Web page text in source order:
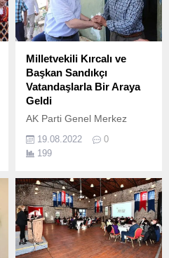
Milletvekili Kırcalı ve
Başkan Sandıkçı
Vatandaşlarla Bir Araya
Geldi
AK Parti Genel Merkez
Başkan Yardımcısı ve
Samsun AK Parti Milletvekili
19.08.2022
0
199